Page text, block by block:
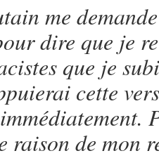
me
dire que je
que je
cette
raison de mon